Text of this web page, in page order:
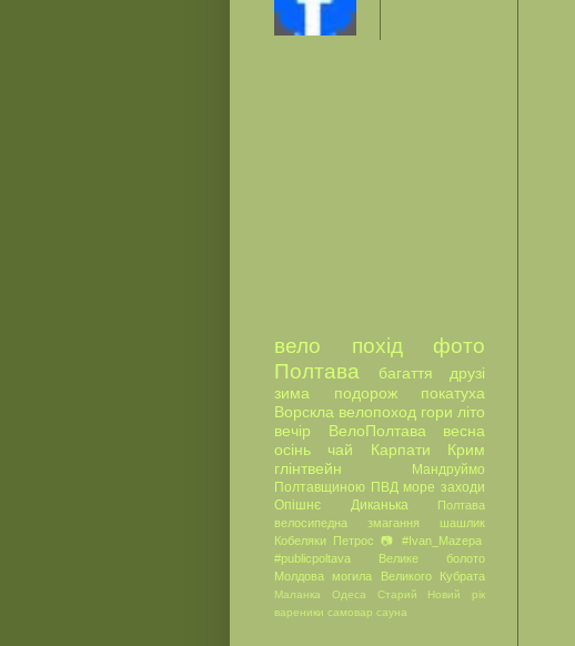
вело похід
фото
Полтава
багаття
друзі
зима
подорож
покатуха
Ворскла велопоход гори літо
вечір
ВелоПолтава
весна
осінь
чай Карпати
Крим
глінтвейн
Мандруймо
Полтавщиною ПВД море заходи
Опішнє
Диканька
Полтава
велосипедна
змагання
шашлик
Кобеляки
Петрос 📷
#Ivan_Mazepa
#publicpoltava
Велике болото
Молдова
могила Великого Кубрата
Маланка Одеса
Старий Новий рік
вареники самовар сауна